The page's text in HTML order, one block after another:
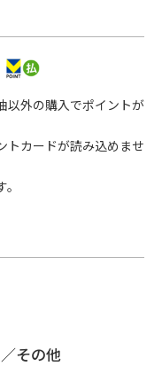
以外の購入でポイントが
トカードが読み込めませ
その他